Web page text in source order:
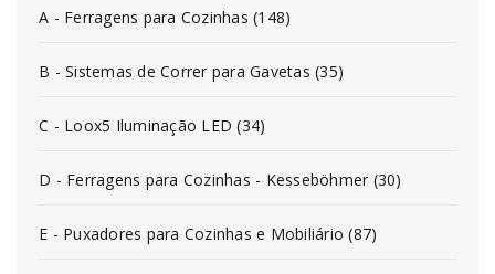
A - Ferragens para Cozinhas (148)
B - Sistemas de Correr para Gavetas (35)
C - Loox5 Iluminação LED (34)
D - Ferragens para Cozinhas - Kesseböhmer (30)
E - Puxadores para Cozinhas e Mobiliário (87)